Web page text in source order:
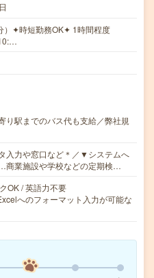
）✦時短勤務OK✦ 1時間程度
り駅までのバス代も支給／弊社規
入力や窓口など＊／▼システムへ
業施設や学校などの定期検…
OK / 英語力不要
へのフォーマット入力が可能な